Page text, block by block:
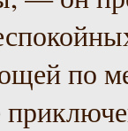
по